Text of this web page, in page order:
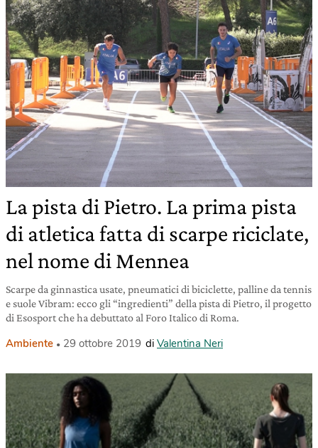
La pista di Pietro. La prima pista
di atletica fatta di scarpe riciclate,
nel nome di Mennea
Scarpe da ginnastica usate, pneumatici di biciclette, palline da tennis
e suole Vibram: ecco gli “ingredienti” della pista di Pietro, il progetto
di Esosport che ha debuttato al Foro Italico di Roma.
Ambiente 29 ottobre 2019 di Valentina Neri